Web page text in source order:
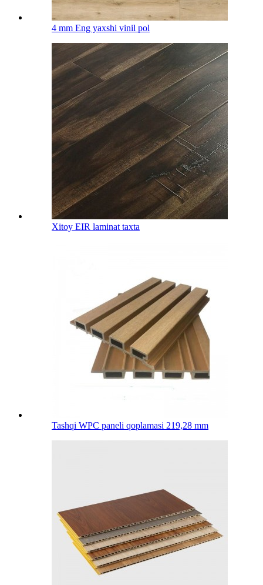
4 mm Eng yaxshi vinil pol
Xitoy EIR laminat taxta
Tashqi WPC paneli qoplamasi 219,28 mm